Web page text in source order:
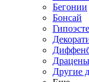
Бегонии
Бонсай
Драцены
Другие